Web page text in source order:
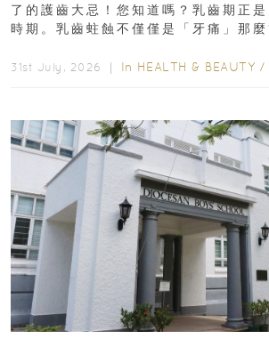
了的護齒大忌！您知道嗎？乳齒期正
時期。乳齒蛀蝕不僅僅是「牙痛」那
31st July, 2026 ｜ In HEALTH & BEAUTY /